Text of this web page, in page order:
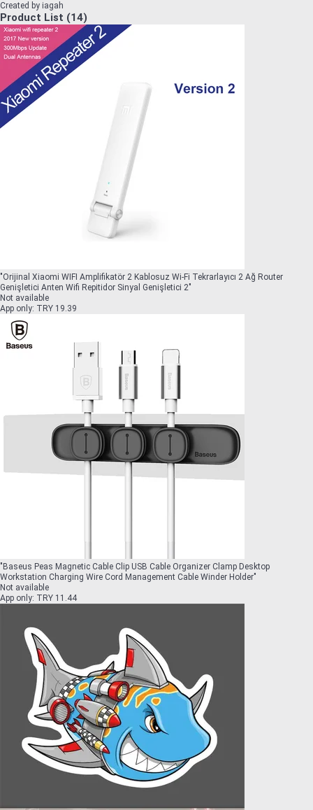
Created by iagah
Product List (14)
"Orijinal Xiaomi WIFI Amplifikatör 2 Kablosuz Wi-Fi Tekrarlayıcı 2 Ağ Router
Genişletici Anten Wifi Repitidor Sinyal Genişletici 2"
Not available
App only: TRY 19.39
" Baseus Peas Magnetic Cable Clip USB Cable Organizer Clamp Desktop
Workstation Charging Wire Cord Management Cable Winder Holder"
Not available
App only: TRY 11.44